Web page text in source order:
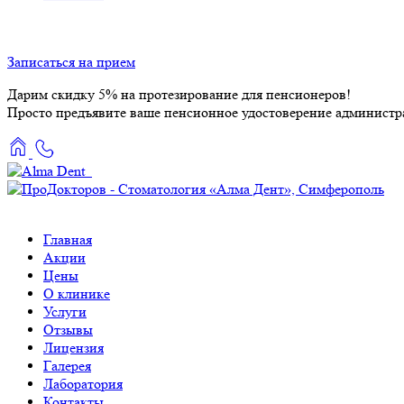
Записаться на прием
Дарим скидку 5% на протезирование для пенсионеров!
Просто предъявите ваше пенсионное удостоверение
Главная
Акции
Цены
О клинике
Услуги
Отзывы
Лицензия
Галерея
Лаборатория